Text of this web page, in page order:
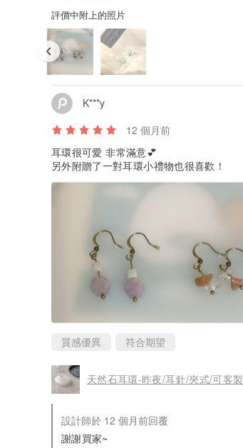
評價中附上的照片
K***y
12 個月前
耳環很可愛 非常滿意💕
另外附贈了一對耳環小禮物也很喜歡！
質感優異 符合期望
天然石耳環-昨夜/耳針/夾式/可客製
設計師於 12 個月前回覆
謝謝買家~